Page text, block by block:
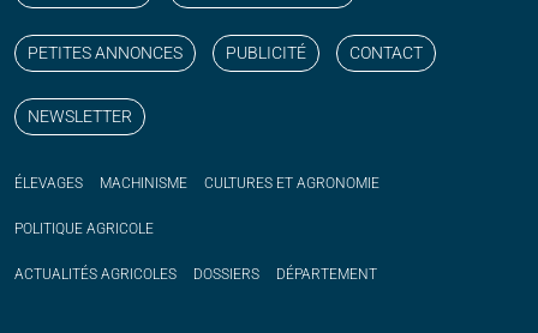
PETITES ANNONCES PUBLICITÉ CONTACT
NEWSLETTER
ÉLEVAGES MACHINISME CULTURES ET AGRONOMIE
POLITIQUE AGRICOLE
ACTUALITÉS AGRICOLES DOSSIERS DÉPARTEMENT